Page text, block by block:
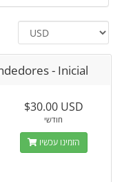
- Inicial
$30.00 USD
חודשי
הזמינו עכשיו